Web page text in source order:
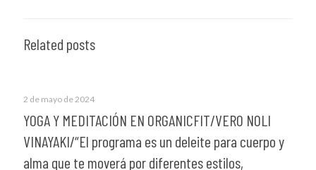
Related posts
2 de mayo de 2024
YOGA Y MEDITACIÓN EN ORGANICFIT/VERO NOLI
VINAYAKI/“El programa es un deleite para cuerpo y
alma que te moverá por diferentes estilos,